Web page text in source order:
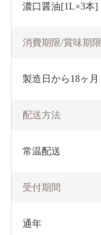
濃口醤油[1L×3本]
消費期限/賞味期限
製造日から18ヶ月
配送方法
常温配送
受付期間
通年